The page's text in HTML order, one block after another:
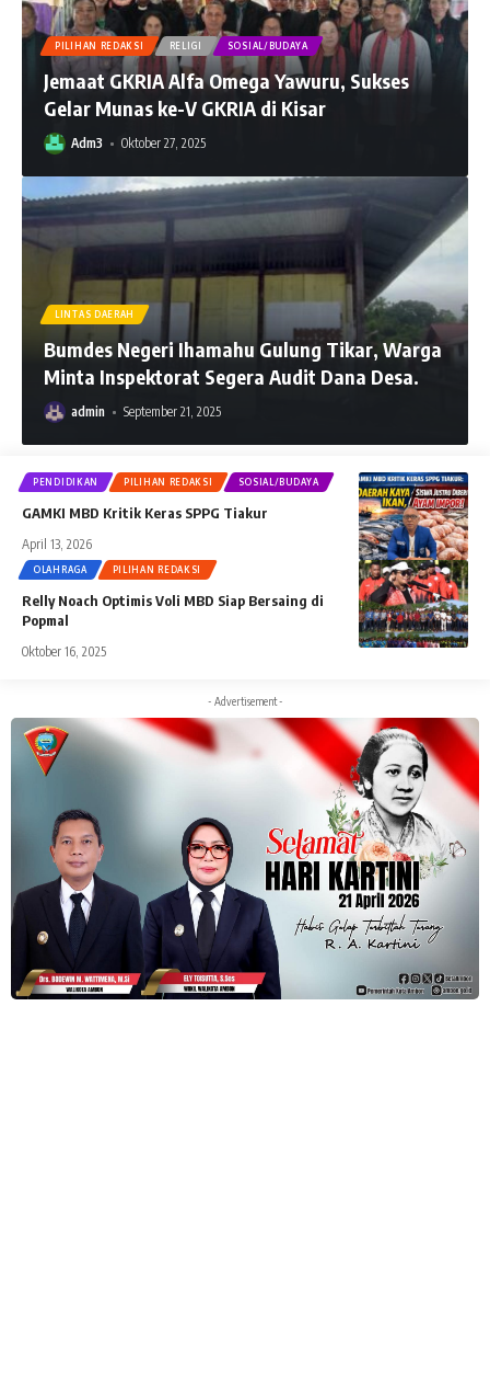
PILIHAN REDAKSI RELIGI SOSIAL/BUDAYA
Jemaat GKRIA Alfa Omega Yawuru, Sukses
Gelar Munas ke-V GKRIA di Kisar
Adm3 Oktober 27, 2025
LINTAS DAERAH
Bumdes Negeri Ihamahu Gulung Tikar, Warga
Minta Inspektorat Segera Audit Dana Desa.
admin September 21, 2025
PENDIDIKAN PILIHAN REDAKSI SOSIAL/BUDAYA
GAMKI MBD Kritik Keras SPPG Tiakur
April 13, 2026
OLAHRAGA PILIHAN REDAKSI
Relly Noach Optimis Voli MBD Siap Bersaing di
Popmal
Oktober 16, 2025
- Advertisement -